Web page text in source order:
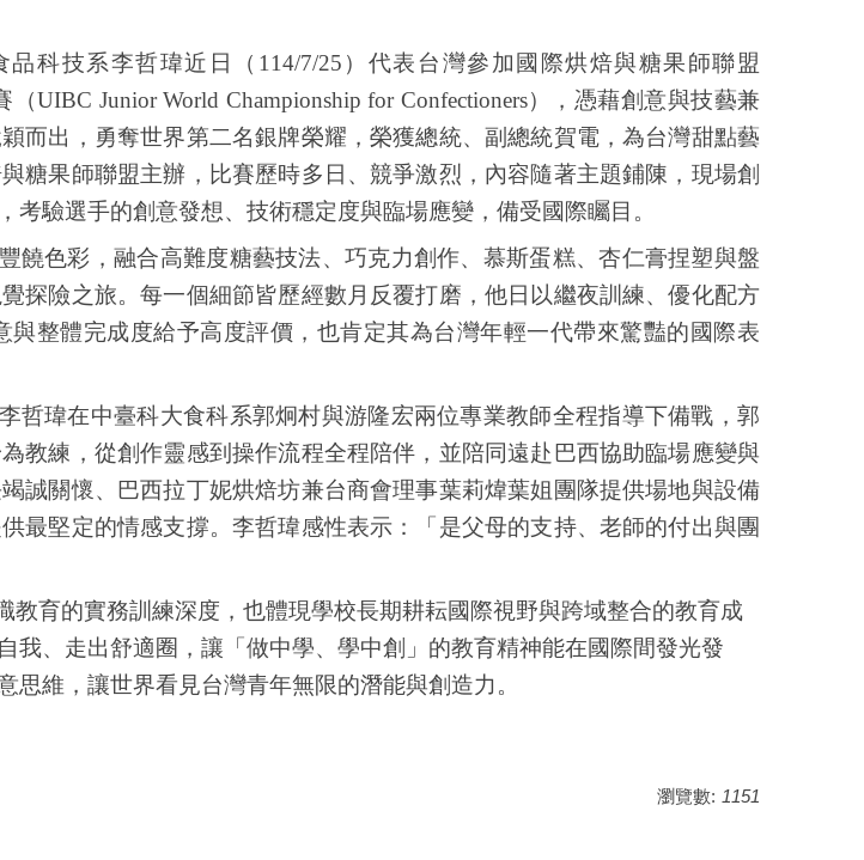
科技系李哲瑋近日（ 114/7/25 ）代表台灣參加國際烘焙與糖果師聯盟
（UIBC Junior World Championship for Confectioners），憑藉創意與技藝兼
而出，勇奪世界第二名銀牌榮耀，榮獲總統、副總統賀電，為台灣甜點藝
糖果師聯盟主辦，比賽歷時多日、競爭激烈，內容隨著主題鋪陳，現場創
驗選手的創意發想、技術穩定度與臨場應變，備受國際矚目。
饒色彩，融合高難度糖藝技法、巧克力創作、慕斯蛋糕、杏仁膏捏塑與盤
探險之旅。每一個細節皆歷經數月反覆打磨，他日以繼夜訓練、優化配方
整體完成度給予高度評價，也肯定其為台灣年輕一代帶來驚豔的國際表
哲瑋在中臺科大食科系郭炯村與游隆宏兩位專業教師全程指導下備戰，郭
教練，從創作靈感到操作流程全程陪伴，並陪同遠赴巴西協助臨場應變與
誠關懷、巴西拉丁妮烘焙坊兼台商會理事葉莉煒葉姐團隊提供場地與設備
最堅定的情感支撐。李哲瑋感性表示：「是父母的支持、老師的付出與團
育的實務訓練深度，也體現學校長期耕耘國際視野與跨域整合的教育成
、走出舒適圈，讓「做中學、學中創」的教育精神能在國際間發光發
維，讓世界看見台灣青年無限的潛能與創造力。
瀏覽數: 1151